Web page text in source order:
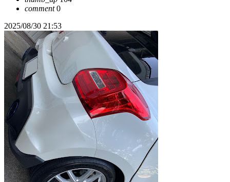
comment0
2025/08/30 21:53